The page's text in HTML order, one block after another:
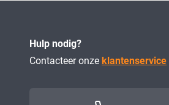
Hulp nodig?
Contacteer onze klantenservice